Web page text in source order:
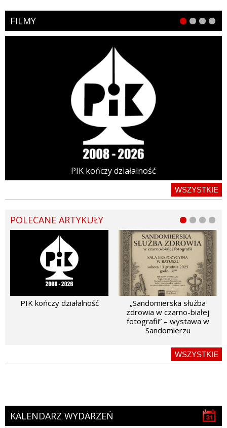
FILMY
PIK kończy działalność
WSZYSTKIE
POLECANE ARTYKUŁY
PIK kończy działalność
„Sandomierska służba
zdrowia w czarno-białej
fotografii” – wystawa w
Sandomierzu
WSZYSTKIE
KALENDARZ WYDARZEŃ